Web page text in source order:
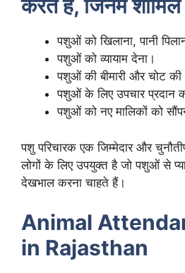
करते हैं, जिनमें
पशुओं को खिलाना, पानी
पशुओं को व्यायाम देना।
पशुओं की बीमारी और चोट की
पशुओं के लिए उपचार प्रदान
पशुओं को नए मालिकों को
पशु परिचारक एक जिम्मेदार और
लोगों के लिए उपयुक्त है जो पशुओं से
देखभाल करना चाहते हैं।
Animal
in Rajasthan